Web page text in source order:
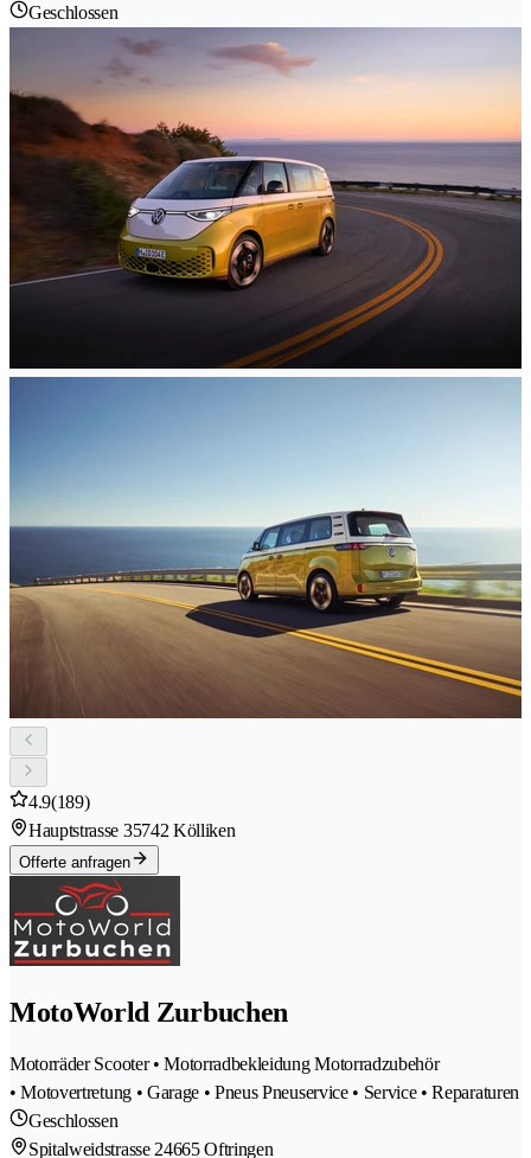
Geschlossen
4.9(189)
Hauptstrasse 35742 Kölliken
Offerte anfragen
MotoWorld Zurbuchen
Motorräder Scooter • Motorradbekleidung Motorradzubehör
• Motovertretung • Garage • Pneus Pneuservice • Service • Reparaturen
Geschlossen
Spitalweidstrasse 24665 Oftringen